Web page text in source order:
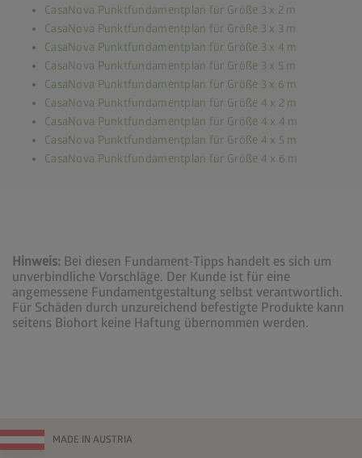
CasaNova Punktfundamentplan für Größe 3 x 2 m
CasaNova Punktfundamentplan für Größe 3 x 3 m
CasaNova Punktfundamentplan für Größe 3 x 4 m
CasaNova Punktfundamentplan für Größe 3 x 5 m
CasaNova Punktfundamentplan für Größe 3 x 6 m
CasaNova Punktfundamentplan für Größe 4 x 2 m
CasaNova Punktfundamentplan für Größe 4 x 4 m
CasaNova Punktfundamentplan für Größe 4 x 5 m
CasaNova Punktfundamentplan für Größe 4 x 6 m
Hinweis: Bei diesen Fundament-Tipps handelt es sich um
unverbindliche Vorschläge. Der Kunde ist für eine
angemessene Fundamentgestaltung selbst verantwortlich.
Für Schäden durch unzureichend befestigte Produkte kann
seitens Biohort keine Haftung übernommen werden.
MADE IN AUSTRIA